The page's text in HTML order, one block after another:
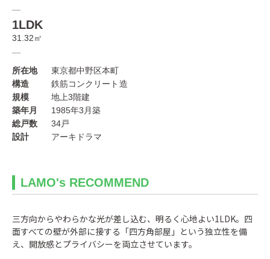
1LDK
31.32㎡
所在地
東京都中野区本町
構造
鉄筋コンクリート造
規模
地上3階建
築年月
1985年3月築
総戸数
34戸
設計
アーキドラマ
LAMO's RECOMMEND
三方向からやわらかな光が差し込む、明るく心地よい1LDK。四
面すべての壁が外部に接する「四方角部屋」という独立性を備
え、開放感とプライバシーを両立させています。